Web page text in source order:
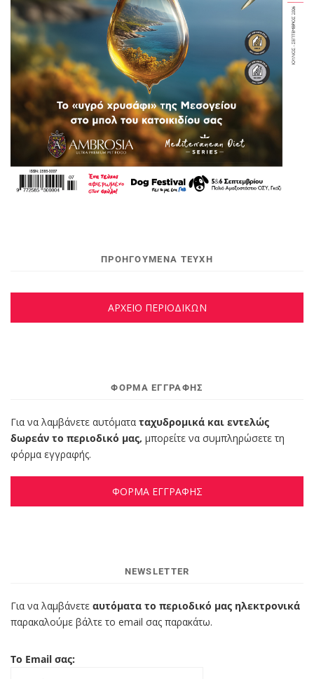
ΠΡΟΗΓΟΥΜΕΝΑ ΤΕΥΧΗ
ΑΡΧΕΙΟ ΠΕΡΙΟΔΙΚΩΝ
ΦΌΡΜΑ ΕΓΓΡΑΦΉΣ
Για να λαμβάνετε αυτόματα ταχυδρομικά και εντελώς
δωρεάν το περιοδικό μας, μπορείτε να συμπληρώσετε τη
φόρμα εγγραφής.
ΦΟΡΜΑ ΕΓΓΡΑΦΗΣ
NEWSLETTER
Για να λαμβάνετε αυτόματα το περιοδικό μας ηλεκτρονικά
παρακαλούμε βάλτε το email σας παρακάτω.
Το Email σας: